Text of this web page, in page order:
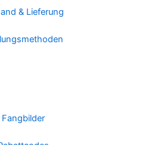
& Lieferung
Fangbilder